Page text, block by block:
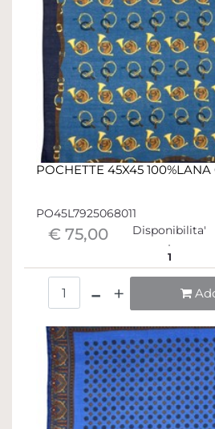
POCHETTE 45X45
PO45L7925068011
€ 75,00 Disponibilita'
1